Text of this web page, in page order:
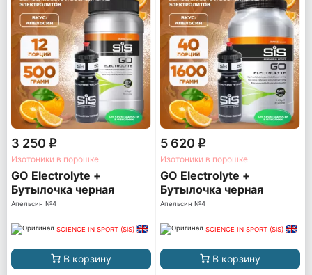
3 250 q
Изотоники в порошке
GO Electrolyte +
Бутылочка черная
Апельсин №4
SCIENCE IN SPORT (SiS)
В корзину
5 620 q
Изотоники в порошке
GO Electrolyte +
Бутылочка черная
Апельсин №4
SCIENCE IN SPORT (SiS)
В корзину